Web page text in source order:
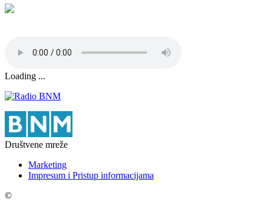
Loading ...
Društvene mreže
Marketing
Impresum i Pristup informacijama
©